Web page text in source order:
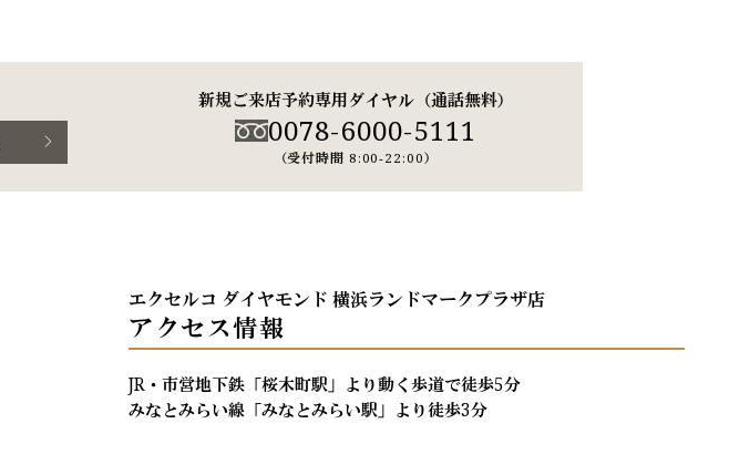
新規ご来店予約専用ダイヤル（通話無料）
0078-6000-5111
（受付時間 8:00-22:00）
エクセルコ ダイヤモンド 横浜ランドマークプラザ店
アクセス情報
JR・市営地下鉄「桜木町駅」より動く歩道で徒歩5分
みなとみらい線「みなとみらい駅」より徒歩3分